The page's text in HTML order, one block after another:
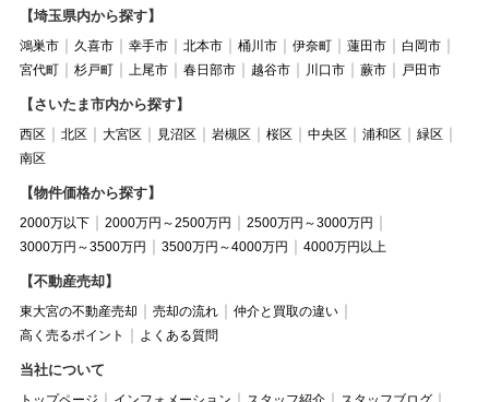
【埼玉県内から探す】
鴻巣市 久喜市 幸手市 北本市 桶川市 伊奈町 蓮田市
白岡市
宮代町
杉戸町 上尾市 春日部市 越谷市 川口市 蕨市 戸田市
【さいたま市内から探す】
西区 北区 大宮区 見沼区 岩槻区 桜区 中央区 浦和区
緑区
南区
【物件価格から探す】
2000万以下 2000万円～2500万円
2500万円～3000万円
3000万円～3500万円
3500万円～4000万円 4000万円以上
【不動産売却】
東大宮の不動産売却 売却の流れ
仲介と買取の違い
高く売るポイント
よくある質問
当社について